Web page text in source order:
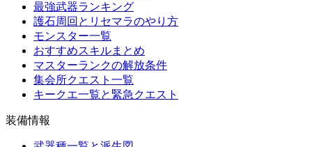
最強武器ランキング
護石周回とリセマラのやり方
モンスター一覧
おすすめスキルまとめ
マスターランクの解放条件
集会所クエスト一覧
キークエ一覧と緊急クエスト
装備情報